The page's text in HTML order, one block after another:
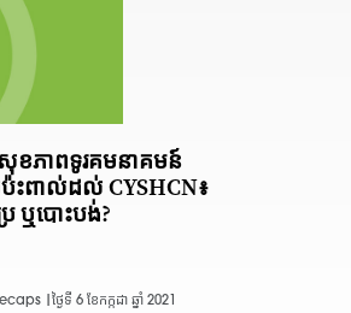
ភាពទូរគមនាគមន៍
ះពាល់ដល់ CYSHCN៖
រែ ឬបោះបង់?
| ថ្ងៃទី 6 ខែកក្កដា ឆ្នាំ 2021